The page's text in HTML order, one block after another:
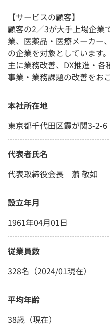
【サービスの顧客】
顧客の2／3が大手上場企業
業、医薬品・医療メーカー
の企業を対象としています
主に業務改善、DX推進・
事業・業務課題の改善をお
本社所在地
東京都千代田区霞が関3-2-
代表者氏名
代表取締役会長 蕭 敬如
設立年月
1961年04月01日
従業員数
328名（2024/01現在）
平均年齢
38歳（現在）